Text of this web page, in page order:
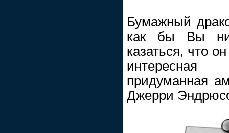
Бумажный
как бы Вы ни
казаться, что
интересная
придуманная
Джерри